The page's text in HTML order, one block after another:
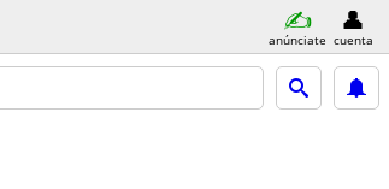
anúnciate cuenta